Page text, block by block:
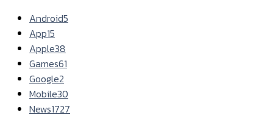
Android5
App15
Apple38
Games61
Google2
Mobile30
News1727